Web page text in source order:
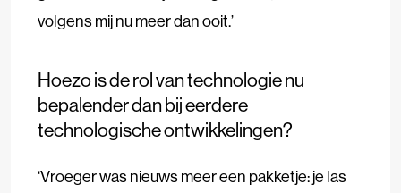
volgens mij nu meer dan ooit.’
Hoezo is de rol van technologie nu
bepalender dan bij eerdere
technologische ontwikkelingen?
‘Vroeger was nieuws meer een pakketje: je las